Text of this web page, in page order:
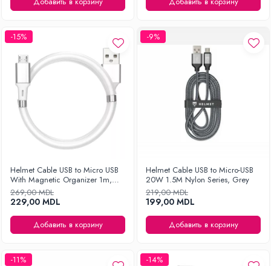
Уход за одеждой
Отпариватель для одежды
-15%
Helmet Cable USB to Micro USB
With Magnetic Organizer 1m,
White
269,00 MDL
229,00 MDL
Добавить в корзину
-9%
Helmet Cable USB to Micro-USB
20W 1.5M Nylon Series, Grey
219,00 MDL
199,00 MDL
Добавить в корзину
-11% -14%